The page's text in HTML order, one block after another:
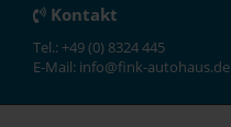
Kontakt
Tel.: +49 (0) 8324 445
E-Mail: info@fink-autohaus.de